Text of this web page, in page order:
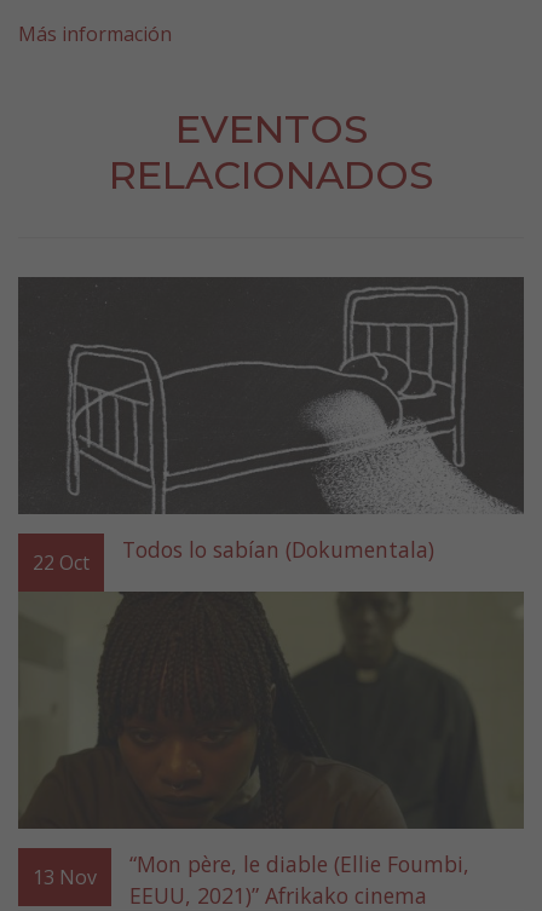
Más información
EVENTOS
RELACIONADOS
22 Oct Todos lo sabían (Dokumentala)
13 Nov
“Mon père, le diable (Ellie Foumbi,
EEUU, 2021)” Afrikako cinema